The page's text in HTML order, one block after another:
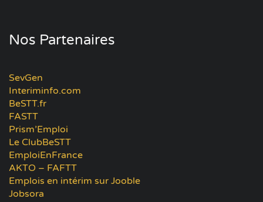
Nos Partenaires
SevGen
Interiminfo.com
BeSTT.fr
FASTT
Prism’Emploi
Le ClubBeSTT
EmploiEnFrance
AKTO – FAFTT
Emplois en intérim sur Jooble
Jobsora